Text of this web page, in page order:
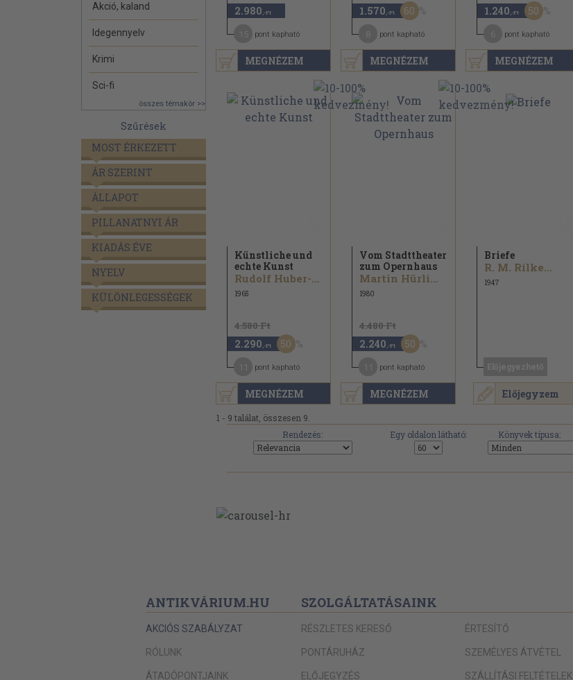
Akció, kaland
Idegennyelv
Krimi
Sci-fi
összes témakör >>
Szűrések
MOST ÉRKEZETT
ÁR SZERINT
ÁLLAPOT
PILLANATNYI ÁR
KIADÁS ÉVE
NYELV
KÜLÖNLEGESSÉGEK
MEGNÉZEM
2.980 ,-Ft
pont kapható
MEGNÉZEM
1.570 ,-Ft 60
pont kapható
MEGNÉZEM
1.240 ,-Ft 50
pont kapható
MEGNÉZEM
Künstliche und
echte Kunst
Rudolf Huber-Wiesenthal
1965
4.580 Ft
2.290 ,-Ft 50
pont kapható
MEGNÉZEM
Vom Stadttheater
zum Opernhaus
Martin Hürlimann
1980
4.480 Ft
2.240 ,-Ft 50
pont kapható
Előjegyzem
Briefe
R. M. Rilke...
1947
1 - 9 találat, összesen 9.
Rendezés:
Egy oldalon látható: Könyvek típusa:
ANTIKVÁRIUM.HU
AKCIÓS SZABÁLYZAT
RÓLUNK
ÁTADÓPONTJAINK
SZOLGÁLTATÁSAINK
RÉSZLETES KERESŐ
PONTÁRUHÁZ
ELŐJEGYZÉS
ÉRTESÍTŐ
SZEMÉLYES ÁTVÉTEL
SZÁLLÍTÁSI FELTÉTELEK